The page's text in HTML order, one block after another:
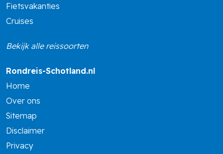
Fietsvakanties
Cruises
Bekijk alle reissoorten
Rondreis-Schotland.nl
Home
Over ons
Sitemap
Disclaimer
Privacy